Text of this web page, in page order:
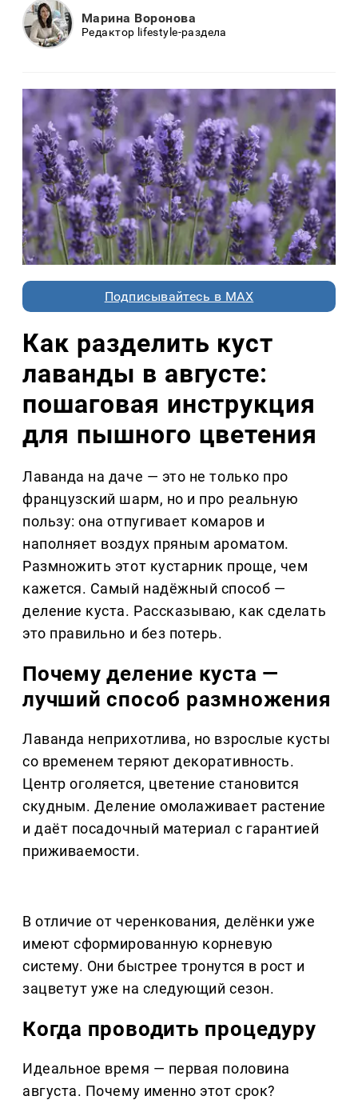
Марина Воронова
Редактор lifestyle-раздела
Подписывайтесь в MAX
Как разделить куст
лаванды в августе:
пошаговая инструкция
для пышного цветения
Лаванда на даче — это не только про
французский шарм, но и про реальную
пользу: она отпугивает комаров и
наполняет воздух пряным ароматом.
Размножить этот кустарник проще, чем
кажется. Самый надёжный способ —
деление куста. Рассказываю, как сделать
это правильно и без потерь.
Почему деление куста —
лучший способ размножения
Лаванда неприхотлива, но взрослые кусты
со временем теряют декоративность.
Центр оголяется, цветение становится
скудным. Деление омолаживает растение
и даёт посадочный материал с гарантией
приживаемости.
В отличие от черенкования, делёнки уже
имеют сформированную корневую
систему. Они быстрее тронутся в рост и
зацветут уже на следующий сезон.
Когда проводить процедуру
Идеальное время — первая половина
августа. Почему именно этот срок?